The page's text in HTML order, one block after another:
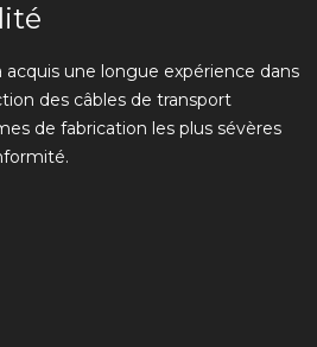
acquis une longue expérience dans
des câbles de transport
de fabrication les plus sévères